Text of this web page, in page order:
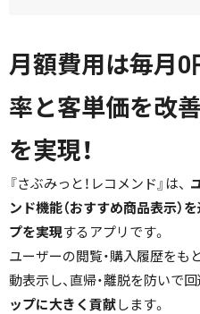
月額費用は毎月0
率と客単価を改
を実現！
『さぶみっと！レコメンド』は、
ンド機能（おすすめ商品表示）
プを実現するアプリです。
ユーザーの閲覧・購入履歴をも
動表示し、直帰・離脱を防いで
ップに大きく貢献します。